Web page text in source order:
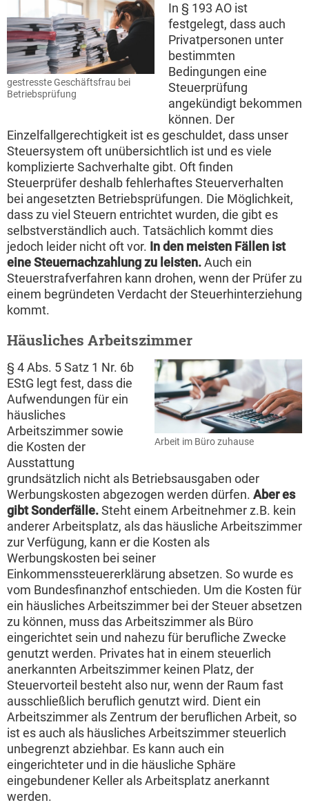
gestresste Geschäftsfrau bei
Betriebsprüfung
In § 193 AO ist
festgelegt, dass auch
Privatpersonen unter
bestimmten
Bedingungen eine
Steuerprüfung
angekündigt bekommen
können. Der
Einzelfallgerechtigkeit ist es geschuldet, dass unser
Steuersystem oft unübersichtlich ist und es viele
komplizierte Sachverhalte gibt. Oft finden
Steuerprüfer deshalb fehlerhaftes Steuerverhalten
bei angesetzten Betriebsprüfungen. Die Möglichkeit,
dass zu viel Steuern entrichtet wurden, die gibt es
selbstverständlich auch. Tatsächlich kommt dies
jedoch leider nicht oft vor. In den meisten Fällen ist
eine Steuernachzahlung zu leisten.Auch ein
Steuerstrafverfahren kann drohen, wenn der Prüfer zu
einem begründeten Verdacht der Steuerhinterziehung
kommt.
Häusliches Arbeitszimmer
Arbeit im Büro zuhause
§ 4 Abs. 5 Satz 1 Nr. 6b
EStG legt fest, dass die
Aufwendungen für ein
häusliches
Arbeitszimmer sowie
die Kosten der
Ausstattung
grundsätzlich nicht als Betriebsausgaben oder
Werbungskosten abgezogen werden dürfen. Aber es
gibt Sonderfälle.Steht einem Arbeitnehmer z.B. kein
anderer Arbeitsplatz, als das häusliche Arbeitszimmer
zur Verfügung, kann er die Kosten als
Werbungskosten bei seiner
Einkommenssteuererklärung absetzen. So wurde es
vom Bundesfinanzhof entschieden. Um die Kosten für
ein häusliches Arbeitszimmer bei der Steuer absetzen
zu können, muss das Arbeitszimmer als Büro
eingerichtet sein und nahezu für berufliche Zwecke
genutzt werden. Privates hat in einem steuerlich
anerkannten Arbeitszimmer keinen Platz, der
Steuervorteil besteht also nur, wenn der Raum fast
ausschließlich beruflich genutzt wird. Dient ein
Arbeitszimmer als Zentrum der beruflichen Arbeit, so
ist es auch als häusliches Arbeitszimmer steuerlich
unbegrenzt abziehbar. Es kann auch ein
eingerichteter und in die häusliche Sphäre
eingebundener Keller als Arbeitsplatz anerkannt
werden.